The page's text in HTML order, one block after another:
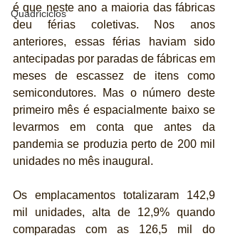
Quadriciclos
é que neste ano a maioria das fábricas
deu férias coletivas. Nos anos
anteriores, essas férias haviam sido
antecipadas por paradas de fábricas em
meses de escassez de itens como
semicondutores. Mas o número deste
primeiro mês é espacialmente baixo se
levarmos em conta que antes da
pandemia se produzia perto de 200 mil
unidades no mês inaugural.
Os emplacamentos totalizaram 142,9
mil unidades, alta de 12,9% quando
comparadas com as 126,5 mil do